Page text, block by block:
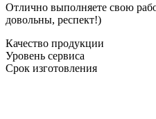
Отлично выполняете свою
довольны, респект!)
Качество продукции
Уровень сервиса
Срок изготовления